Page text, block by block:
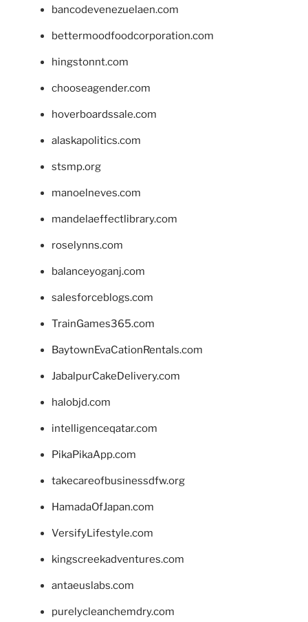
bancodevenezuelaen.com
bettermoodfoodcorporation.com
hingstonnt.com
chooseagender.com
hoverboardssale.com
alaskapolitics.com
stsmp.org
manoelneves.com
mandelaeffectlibrary.com
roselynns.com
balanceyoganj.com
salesforceblogs.com
TrainGames365.com
BaytownEvaCationRentals.com
JabalpurCakeDelivery.com
halobjd.com
intelligenceqatar.com
PikaPikaApp.com
takecareofbusinessdfw.org
HamadaOfJapan.com
VersifyLifestyle.com
kingscreekadventures.com
antaeuslabs.com
purelycleanchemdry.com